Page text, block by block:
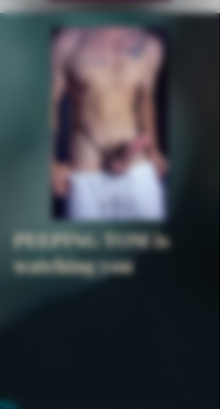
PEEPING TOM is
watching you